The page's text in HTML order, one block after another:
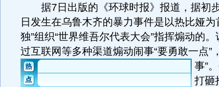
据7日出版的《环球时报》报道，据初
日发生在乌鲁木齐的暴力事件是以热比娅为
独”组织“世界维吾尔代表大会”指挥煽动的
过互联网等多种渠道煽动闹事“要勇敢一点”
事”。
打砸